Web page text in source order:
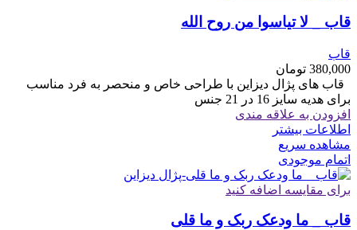
قاب _ لا تیاسوا من روح الله
قاب
380,000 تومان
قاب های پژال دیزاین با طراحی خاص و منحصر به فرد مناسب
برای هدیه سایز 16 در 21 جنس
افزودن به علاقه مندی
اطلاعات بیشتر
مشاهده سریع
اتمام موجودی
برای مقایسه اضافه کنید
قاب _ ما ودعک ربک و ما قلی